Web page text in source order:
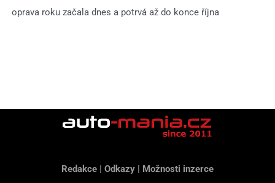
oprava roku začala dnes a potrvá až do konce října
Redakce | Odkazy | Možnosti inzerce